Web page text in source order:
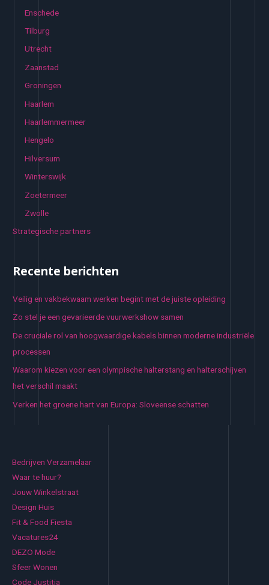
Enschede
Tilburg
Utrecht
Zaanstad
Groningen
Haarlem
Haarlemmermeer
Hengelo
Hilversum
Winterswijk
Zoetermeer
Zwolle
Strategische partners
Recente berichten
Veilig en vakbekwaam werken begint met de juiste opleiding
Zo stel je een gevarieerde vuurwerkshow samen
De cruciale rol van hoogwaardige kabels binnen moderne industriële
processen
Waarom kiezen voor een olympische halterstang en halterschijven
het verschil maakt
Verken het groene hart van Europa: Sloveense schatten
Bedrijven Verzamelaar
Waar te huur?
Jouw Winkelstraat
Design Huis
Fit & Food Fiesta
Vacatures24
DEZO Mode
Sfeer Wonen
Code Justitia